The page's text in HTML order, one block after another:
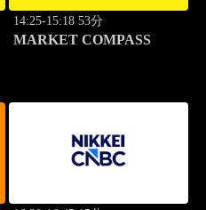
14:25-15:18 53分
MARKET COMPASS